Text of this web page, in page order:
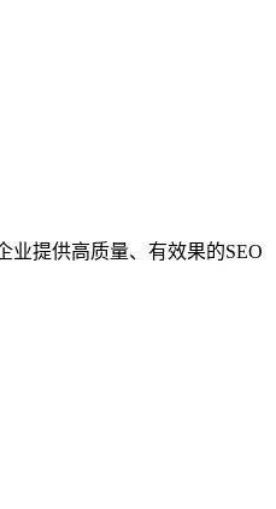
业提供高质量、有效果的SEO